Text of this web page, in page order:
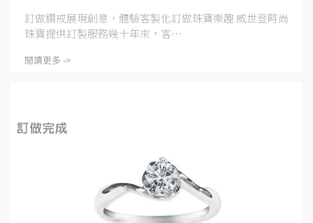
訂做鑽戒展現創意，體驗客製化訂做珠寶樂趣 威世登時尚
珠寶提供訂製服務幾十年來，客⋯
閱讀更多 ->